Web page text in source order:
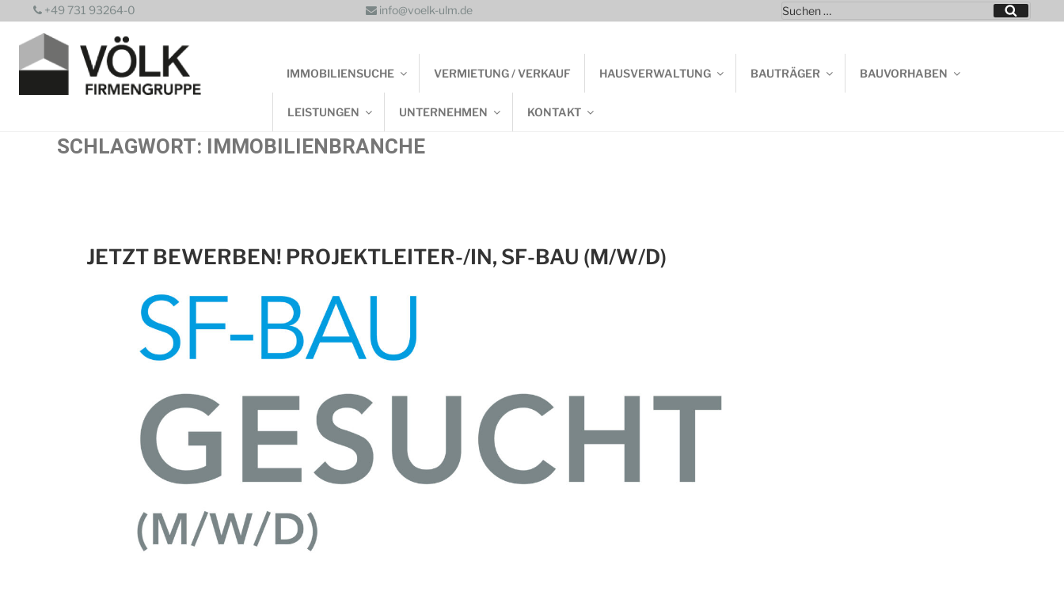
Inhalt
springen
+49 731 93264-0 info@voelk-ulm.de
Suchen
nach:
Suchen
IMMOBILIENSUCHE VERMIETUNG / VERKAUF HAUSVERWALTUNG BAUTRÄGER BAUVORHABEN
LEISTUNGEN UNTERNEHMEN KONTAKT
SCHLAGWORT: IMMOBILIENBRANCHE
JETZT BEWERBEN! PROJEKTLEITER-/IN, SF-BAU (M/W/D)